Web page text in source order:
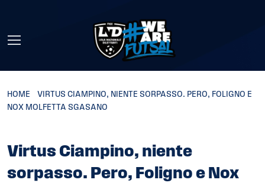
HOME
VIRTUS CIAMPINO, NIENTE SORPASSO. PERO, FOLIGNO E
NOX MOLFETTA SGASANO
Virtus Ciampino, niente
sorpasso. Pero, Foligno e Nox